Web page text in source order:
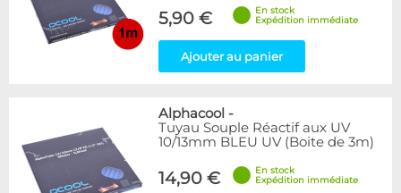
5,90 €
En stock
Expédition immédiate
Ajouter au panier
Alphacool -
Tuyau Souple Réactif aux UV
10/13mm BLEU UV (Boite de 3m)
14,90 €
En stock
Expédition immédiate